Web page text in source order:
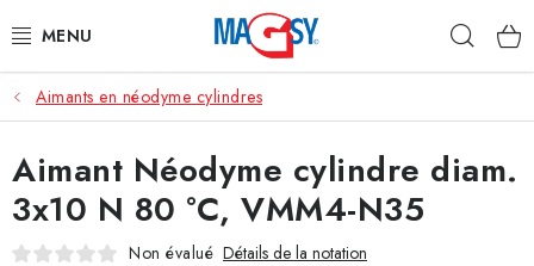
au
CATÉGORIE PRINCIPALE
ACCESSOIRES MAGNÉTIQUES
AIMANTS INDUSTRIELS
Aimants en néodyme cylindres
Aimant Néodyme cylindre diam.
3x10 N 80 °C, VMM4-N35
Non évalué Détails de la notation